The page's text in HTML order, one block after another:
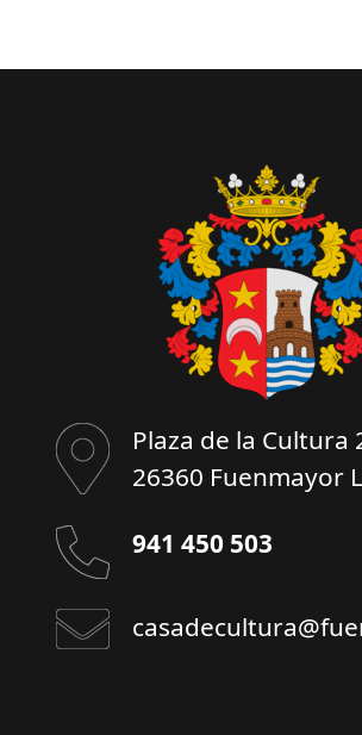
Plaza de la Cultura
26360 Fuenmayor
941 450 503